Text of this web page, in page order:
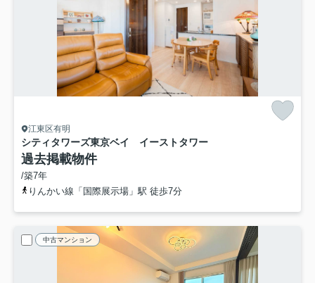
江東区有明
シティタワーズ東京ベイ イーストタワー
過去掲載物件
/築7年
りんかい線「国際展示場」駅 徒歩7分
中古マンション